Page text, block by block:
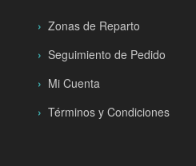
Zonas de Reparto
Seguimiento de Pedido
Mi Cuenta
Términos y Condiciones